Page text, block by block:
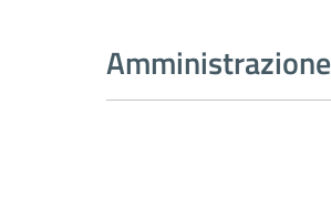
Amministrazione